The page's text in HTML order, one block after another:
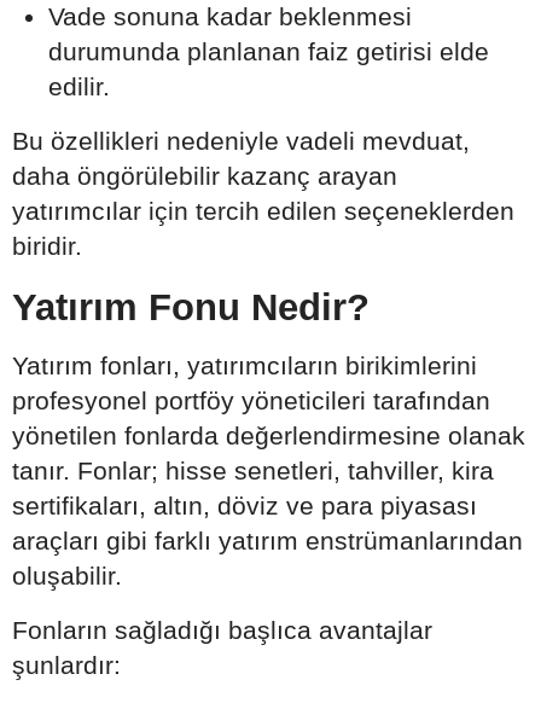
Vade sonuna kadar beklenmesi
durumunda planlanan faiz getirisi elde
edilir.
Bu özellikleri nedeniyle vadeli mevduat,
daha öngörülebilir kazanç arayan
yatırımcılar için tercih edilen seçeneklerden
biridir.
Yatırım Fonu Nedir?
Yatırım fonları, yatırımcıların birikimlerini
profesyonel portföy yöneticileri tarafından
yönetilen fonlarda değerlendirmesine olanak
tanır. Fonlar; hisse senetleri, tahviller, kira
sertifikaları, altın, döviz ve para piyasası
araçları gibi farklı yatırım enstrümanlarından
oluşabilir.
Fonların sağladığı başlıca avantajlar
şunlardır: